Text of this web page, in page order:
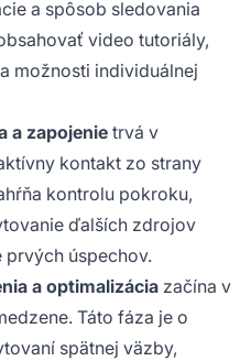
a spôsob sledovania
video tutoriály,
možnosti individuálnej
a zapojenie trvá v
kontakt zo strany
kontrolu pokroku,
ďalších zdrojov
úspechov.
a optimalizácia začína v
Táto fáza je o
spätnej väzby,